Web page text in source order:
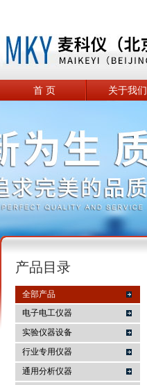
麦科仪（北京）科技有限公司
首 页 关于我们
产品目录
全部产品
电子电工仪器
实验仪器设备
行业专用仪器
通用分析仪器